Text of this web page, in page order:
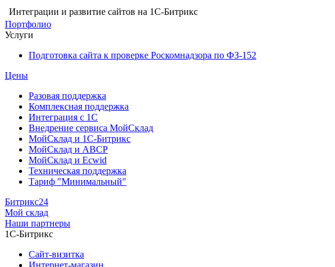
Интеграции и развитие сайтов на 1С-Битрикс
Портфолио
Услуги
Подготовка сайта к проверке Роскомнадзора по ФЗ-152
Цены
Разовая поддержка
Комплексная поддержка
Интеграция с 1С
Внедрение сервиса МойСклад
МойСклад и 1С-Битрикс
МойСклад и ABCP
МойСклад и Ecwid
Техническая поддержка
Тариф "Минимальный"
Битрикс24
Мой склад
Наши партнеры
1С-Битрикс
Сайт-визитка
Интернет-магазин